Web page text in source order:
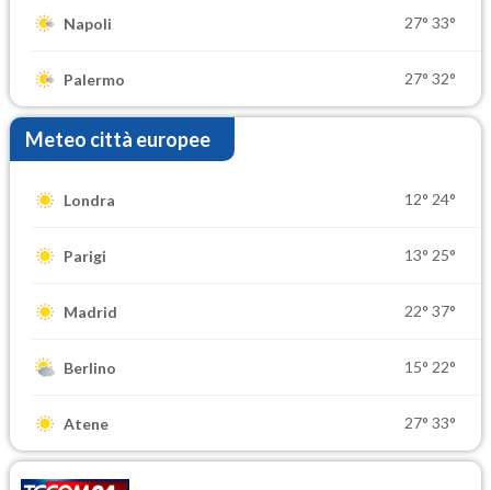
Napoli 27° 33°
Palermo 27° 32°
Meteo città europee
Londra 12° 24°
Parigi 13° 25°
Madrid 22° 37°
Berlino 15° 22°
Atene 27° 33°